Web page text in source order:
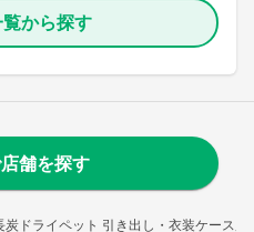
炭ドライペット 引き出し・衣装ケース
から探す
舗を探す